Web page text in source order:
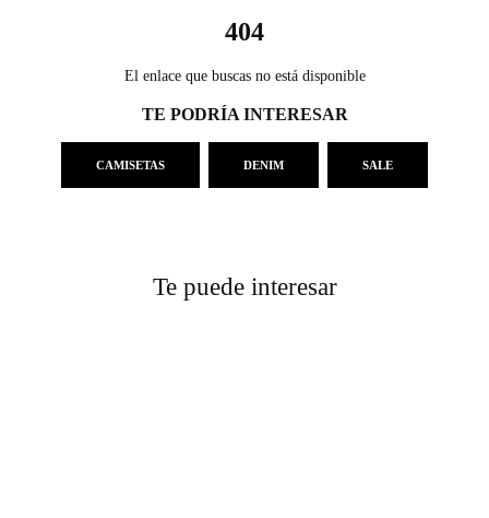
404
El enlace que buscas no está disponible
TE PODRÍA INTERESAR
CAMISETAS DENIM SALE
Te puede interesar